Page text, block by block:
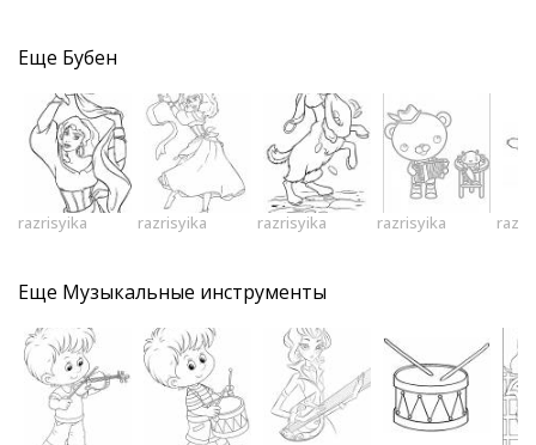
Еще Бубен
razrisyika razrisyika razrisyika razrisyika
Еще Музыкальные инструменты